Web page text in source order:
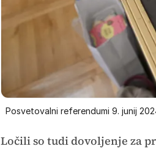
Posvetovalni referendumi 9. junij
Ločili so tudi dovoljenje za